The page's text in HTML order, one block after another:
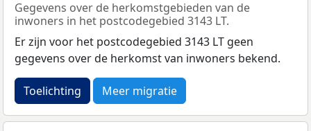
Gegevens over de herkomstgebieden van de
inwoners in het postcodegebied 3143 LT.
Er zijn voor het postcodegebied 3143 LT geen
gegevens over de herkomst van inwoners bekend.
Toelichting Meer migratie